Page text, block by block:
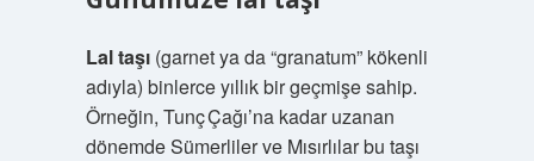
Lal taşı(garnet ya da “granatum” kökenli
adıyla) binlerce yıllık bir geçmişe sahip.
Örneğin, Tunç Çağı’na kadar uzanan
dönemde Sümerliler ve Mısırlılar bu taşı